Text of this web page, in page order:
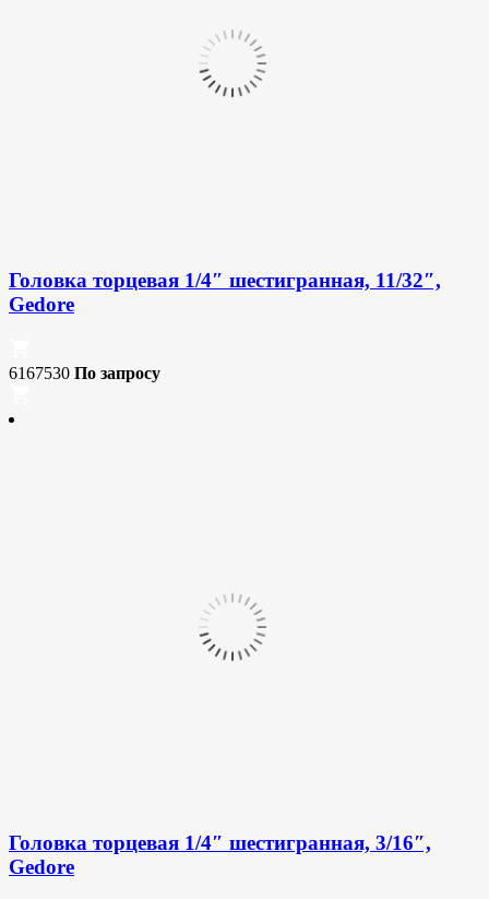
Головка торцевая 1/4″ шестигранная, 11/32″,
Gedore
6167530 По запросу
Головка торцевая 1/4″ шестигранная, 3/16″,
Gedore